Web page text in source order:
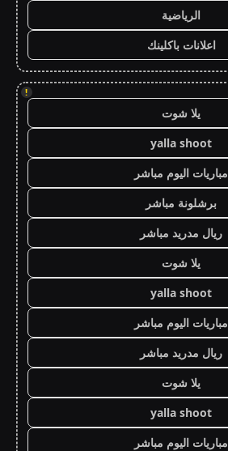
الرياضية
اعلانات باكلينك
!
يلا شوت
yalla shoot
مباريات اليوم مباشر
برشلونة مباشر
ريال مدريد مباشر
يلا شوت
yalla shoot
مباريات اليوم مباشر
ريال مدريد مباشر
يلا شوت
yalla shoot
مباريات اليوم مباشر